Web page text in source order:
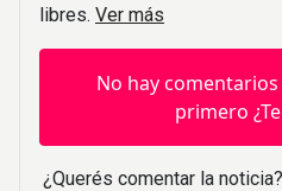
libres. Ver más
No hay
primero
¿Querés comentar la